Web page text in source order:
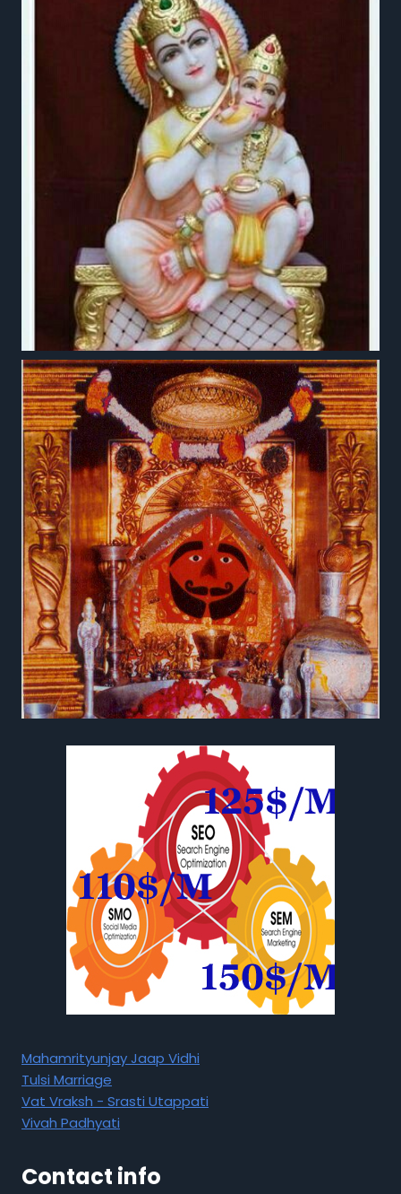
Mahamrityunjay Jaap Vidhi
Tulsi Marriage
Vat Vraksh - Srasti Utappati
Vivah Padhyati
Contact info